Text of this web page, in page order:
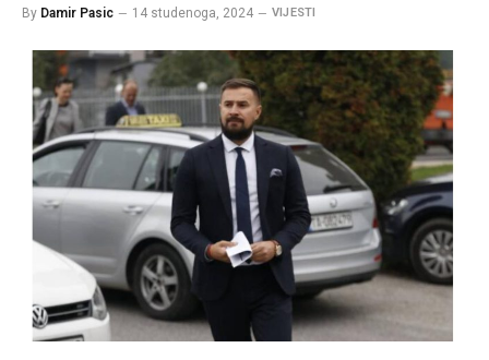
By Damir Pasic 14 studenoga, 2024 VIJESTI